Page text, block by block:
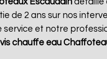
de 2 ans sur nos
et notre
chauffe eau